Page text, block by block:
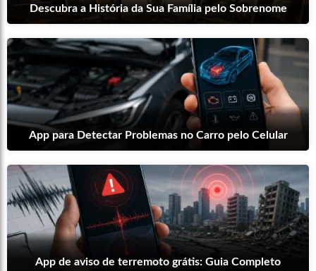
Descubra a História da Sua Família pelo Sobrenome
App para Detectar Problemas no Carro pelo Celular
App de aviso de terremoto grátis: Guia Completo